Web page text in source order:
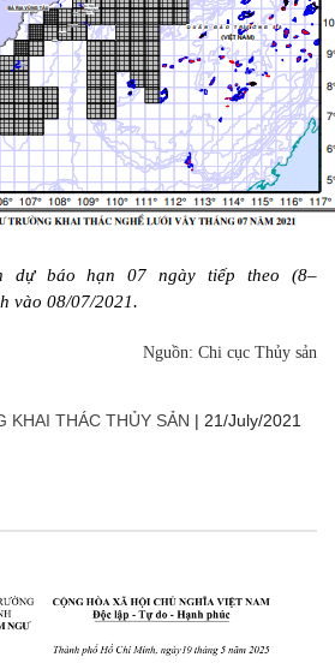
dự báo hạn 07 ngày tiếp theo (8–
vào 08/07/2021.
Nguồn: Chi cục Thủy sản
THÁC THỦY SẢN | 21/July/2021